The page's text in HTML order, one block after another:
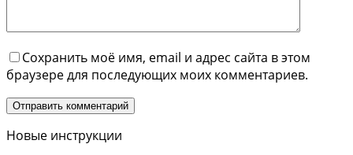
Сохранить моё имя, email и адрес сайта в этом
браузере для последующих моих комментариев.
Новые инструкции